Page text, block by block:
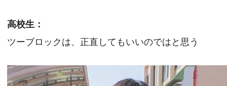
高校生：
ツーブロックは、正直してもいいのではと思う